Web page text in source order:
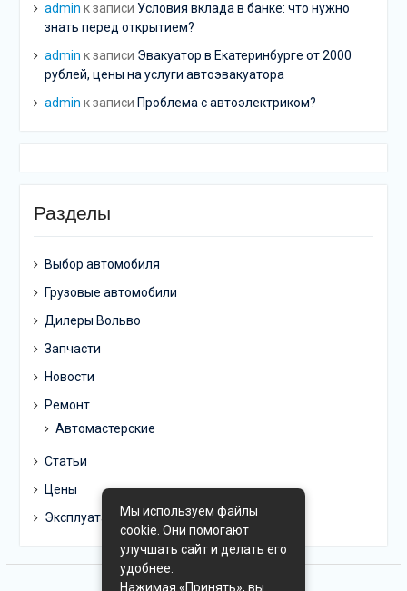
admin к записи Условия вклада в банке: что нужно
знать перед открытием?
admin к записи Эвакуатор в Екатеринбурге от 2000
рублей, цены на услуги автоэвакуатора
admin к записи Проблема с автоэлектриком?
Разделы
Выбор автомобиля
Грузовые автомобили
Дилеры Вольво
Запчасти
Новости
Ремонт
Автомастерские
Статьи
Цены
ЭксплуатацияМы используем файлы
cookie. Они помогают
улучшать сайт и делать его
удобнее.
Нажимая «Принять», вы